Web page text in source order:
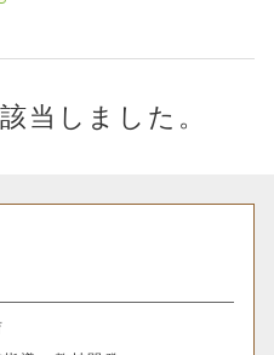
当しました。